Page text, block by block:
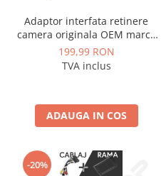
Adaptor interfata retinere
camera originala OEM marca
VAG Volkswagen, Skoda - AD-
BGCWCOEM
199,99 RON
TVA inclus
ADAUGA IN COS
-20%